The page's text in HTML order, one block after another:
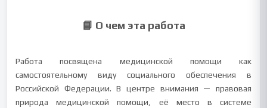
📘 О чем эта работа
Работа посвящена медицинской помощи как
самостоятельному виду социального обеспечения в
Российской Федерации. В центре внимания — правовая
природа медицинской помощи, её место в системе